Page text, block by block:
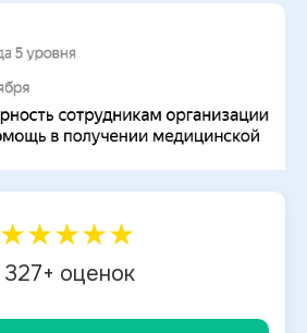
★★★★★
327+ оценок